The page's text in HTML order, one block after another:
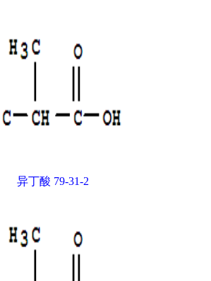
异丁酸 79-31-2